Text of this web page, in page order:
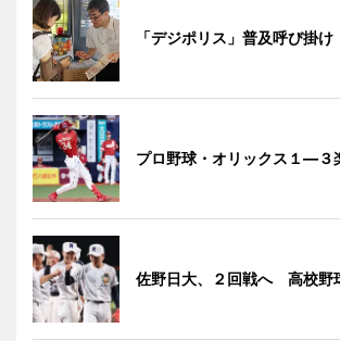
「デジポリス」普及呼び掛け
プロ野球・オリックス１―３
佐野日大、２回戦へ 高校野